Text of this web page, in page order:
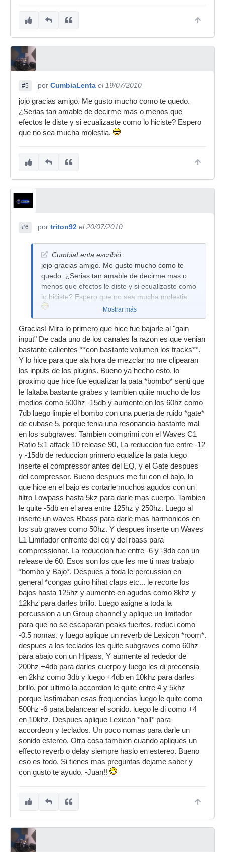
#5 por CumbiaLenta el 19/07/2010
jojo gracias amigo. Me gusto mucho como te quedo.
¿Serias tan amable de decirme mas o menos que
efectos le diste y si ecualizaste como lo hiciste? Espero
que no sea mucha molestia.
#6 por triton92 el 20/07/2010
CumbiaLenta escribió:
jojo gracias amigo. Me gusto mucho como te
quedo. ¿Serias tan amable de decirme mas o
menos que efectos le diste y si ecualizaste como
lo hiciste? Espero que no sea mucha molestia.
Mostrar más
Gracias! Mira lo primero que hice fue bajarle al "gain
input" De cada uno de los canales la razon es que venian
bastante calientes **con bastante volumen los tracks**.
Y lo hice para que ala hora de mezclar no me clipearan
los inputs de los plugins. Bueno ya hecho esto, lo
proximo que hice fue equalizar la pata *bombo* senti que
le faltaba bastante grabes y tambien quite mucho de los
medios como 500hz -15db y aumente en los 60hz como
7db luego limpie el bombo con una puerta de ruido *gate*
de cubase 5, porque tenia una resonancia bastante mal
en los subgraves. Tambien comprimi con el Waves C1
Ratio 5:1 attack 10 release 90, La reduccion fue entre -12
y -15db de reduccion primero equalize la pata luego
inserte el compressor antes del EQ, y el Gate despues
del compressor. Bueno despues me fui con el bajo, lo
que hice en el bajo es cortarle muchos agudos con un
filtro Lowpass hasta 5kz para darle mas cuerpo. Tambien
le quite -5db en el area entre 125hz y 250hz. Luego al
inserte un waves Rbass para darle mas harmonicos en
los sub graves como 50hz. Y despues inserte un Waves
L1 Limitador enfrente del eq y del rbass para
compressionar. La reduccion fue entre -6 y -9db con un
release de 60. Esos son los que les me ti mas trabajo
*bombo y Bajo*. Despues a toda le percussion en
general *congas guiro hihat claps etc... le recorte los
bajos hasta 125hz y aumente en agudos como 8khz y
12khz para darles brillo. Luego asigne a toda la
percussion a un Group channel y aplique un limitador
para que no se escaparan peaks fuertes, reduci como
-0.5 nomas. y luego aplique un reverb de Lexicon *room*.
despues a los teclados les quite subgraves como 60hz
para abajo con un Hipass, Y aumente al rededor de
200hz +4db para darles cuerpo y luego les di precensia
en 2khz como 3db y luego +4db en 10khz para darles
brillo. por ultimo la accordion le quite entre 4 y 5khz
porque lastimaban esas frequencias luego le quite como
500hz -6 para balancear el sonido. luego le di como +4
en 10khz. Despues aplique Lexicon *hall* para
accordeon y teclados. Un poco nomas para darle un
sonido estereo. Otra cosa tambien cuando apliques un
effecto reverb o delay siempre haslo en estereo. Bueno
eso es todo. Si tienes mas preguntas dejame saber y
con gusto te ayudo. -Juan!!